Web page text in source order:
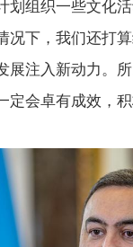
划组织一些文化
况下，我们还打
展注入新动力。
定会卓有成效，积